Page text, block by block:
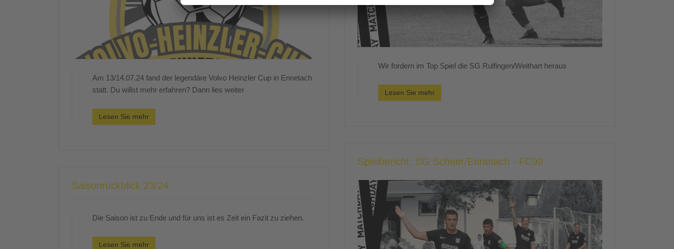
Am 13/14.07.24 fand der legendäre Volvo Heinzler Cup in Ennetach
statt. Du willst mehr erfahren? Dann lies weiter
Lesen Sie mehr
Saisonrückblick 23/24
Die Saison ist zu Ende und für uns ist es Zeit ein Fazit zu ziehen.
Lesen Sie mehr
Wir fordern im Top Spiel die SG Rulfingen/Weithart heraus
Lesen Sie mehr
Spielbericht: SG Scheer/Ennetach - FC99